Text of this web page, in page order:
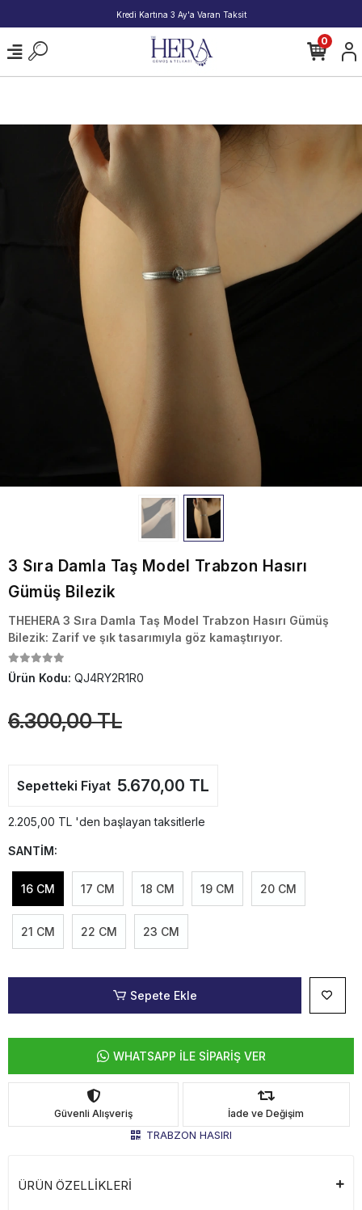
2000 TL ve Üzeri Alışverişlerde Kargo Bedava!
0
3 Sıra Damla Taş Model Trabzon Hasırı
Gümüş Bilezik
THEHERA 3 Sıra Damla Taş Model Trabzon Hasırı Gümüş
Bilezik: Zarif ve şık tasarımıyla göz kamaştırıyor.
Ürün Kodu: QJ4RY2R1R0
6.300,00 TL
Sepetteki Fiyat 5.670,00 TL
2.205,00 TL 'den başlayan taksitlerle
SANTİM:
16 CM 17 CM 18 CM 19 CM 20 CM
21 CM 22 CM 23 CM
Sepete Ekle
WHATSAPP İLE SİPARİŞ VER
Güvenli Alışveriş İade ve Değişim
TRABZON HASIRI
ÜRÜN ÖZELLİKLERİ